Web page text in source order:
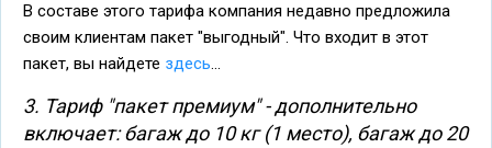
В составе этого тарифа компания недавно предложила
своим клиентам пакет "выгодный". Что входит в этот
пакет, вы найдете здесь...
3. Тариф "пакет премиум" - дополнительно
включает: багаж до 10 кг (1 место), багаж до 20